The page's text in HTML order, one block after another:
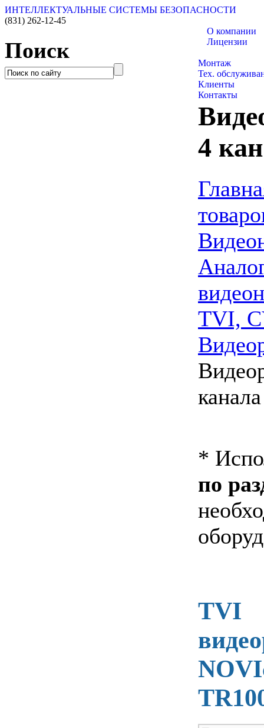
ИНТЕЛЛЕКТУАЛЬНЫЕ СИСТЕМЫ БЕЗОПАСНОСТИ
(831) 262-12-45
Поиск
О компании
Лицензии
Монтаж
Тех.
Клиенты
Контакты
4
TVI,
канала
*
по
TVI